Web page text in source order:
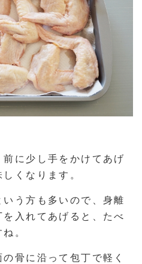
に少し手をかけてあげ
くなります。
う方も多いので、身離
入れてあげると、たべ
。
骨に沿って包丁で軽く